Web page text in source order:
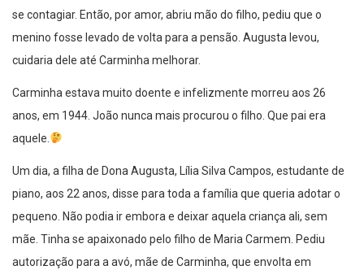
se contagiar. Então, por amor, abriu mão do filho, pediu que o
menino fosse levado de volta para a pensão. Augusta levou,
cuidaria dele até Carminha melhorar.
Carminha estava muito doente e infelizmente morreu aos 26
anos, em 1944. João nunca mais procurou o filho. Que pai era
aquele.
Um dia, a filha de Dona Augusta, Lília Silva Campos, estudante de
piano, aos 22 anos, disse para toda a família que queria adotar o
pequeno. Não podia ir embora e deixar aquela criança ali, sem
mãe. Tinha se apaixonado pelo filho de Maria Carmem. Pediu
autorização para a avó, mãe de Carminha, que envolta em